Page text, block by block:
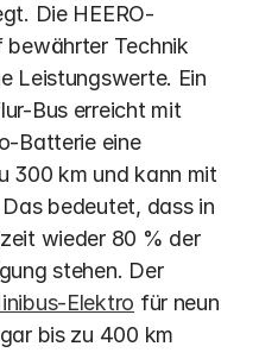
Die HEERO-
bewährter Technik
Leistungswerte. Ein
Bus erreicht mit
Batterie eine
300 km und kann mit
bedeutet, dass in
wieder 80 % der
stehen. Der
Elektro für neun
bis zu 400 km